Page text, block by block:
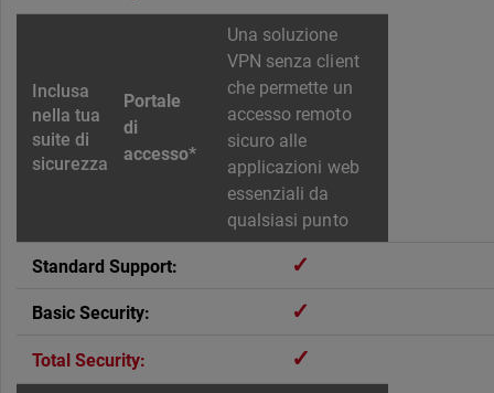
Portale
di
accesso*
Una soluzione
VPN senza client
che permette un
accesso remoto
sicuro alle
applicazioni web
essenziali da
qualsiasi punto
✓
✓
✓